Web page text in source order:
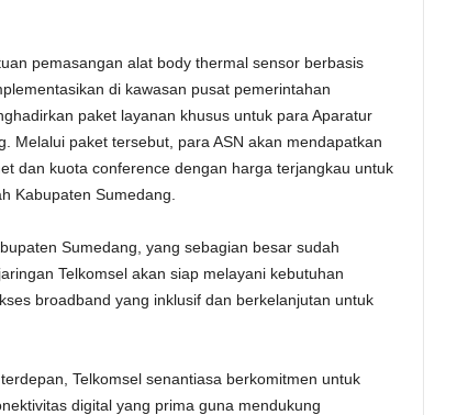
pemasangan alat body thermal sensor berbasis
di kawasan pusat pemerintahan
paket layanan khusus untuk para Aparatur
Melalui paket tersebut, para ASN akan mendapatkan
dan kuota conference dengan harga terjangkau untuk
Kabupaten Sumedang.
Sumedang, yang sebagian besar sudah
Telkomsel akan siap melayani kebutuhan
broadband yang inklusif dan berkelanjutan untuk
Telkomsel senantiasa berkomitmen untuk
digital yang prima guna mendukung